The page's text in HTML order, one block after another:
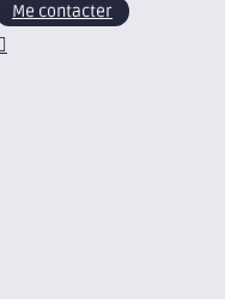
Me contacter